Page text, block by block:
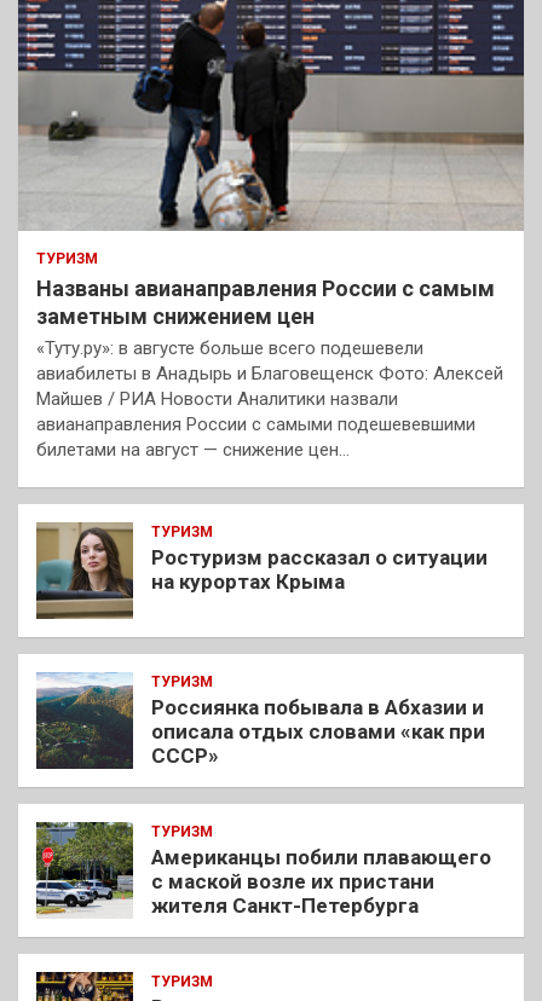
ТУРИЗМ
Названы авианаправления России с самым
заметным снижением цен
«Туту.ру»: в августе больше всего подешевели
авиабилеты в Анадырь и Благовещенск Фото: Алексей
Майшев / РИА Новости Аналитики назвали
авианаправления России с самыми подешевевшими
билетами на август — снижение цен…
ТУРИЗМ
Ростуризм рассказал о ситуации
на курортах Крыма
ТУРИЗМ
Россиянка побывала в Абхазии и
описала отдых словами «как при
СССР»
ТУРИЗМ
Американцы побили плавающего
с маской возле их пристани
жителя Санкт-Петербурга
ТУРИЗМ